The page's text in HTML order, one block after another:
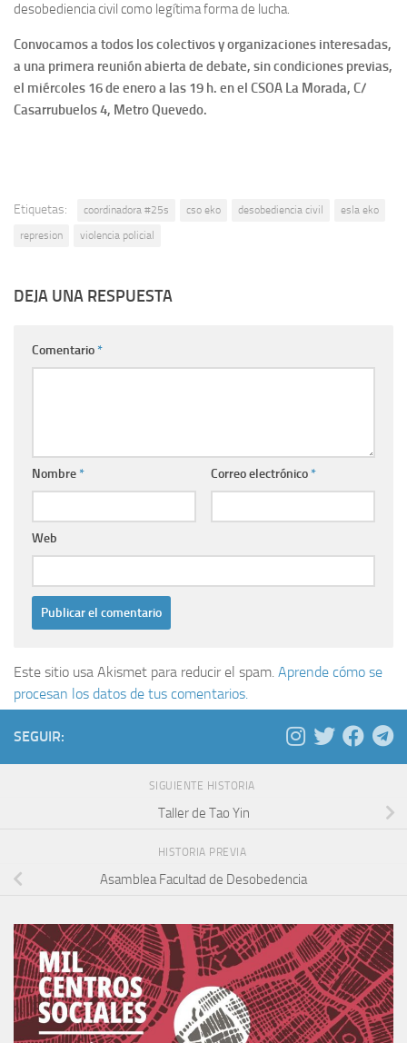
desobediencia civil como legítima forma de lucha.
Convocamos a todos los colectivos y organizaciones interesadas,
a una primera reunión abierta de debate, sin condiciones previas,
el miércoles 16 de enero a las 19 h. en el CSOA La Morada, C/
Casarrubuelos 4, Metro Quevedo.
Etiquetas: coordinadora #25s cso eko desobediencia civil
esla eko
represion
violencia policial
DEJA UNA RESPUESTA
Comentario*
Nombre* Correo electrónico*
Web
Este sitio usa Akismet para reducir el spam. Aprende cómo se
procesan los datos de tus comentarios.
SEGUIR:
SIGUIENTE HISTORIA
Taller de Tao Yin
HISTORIA PREVIA
Asamblea Facultad de Desobedencia